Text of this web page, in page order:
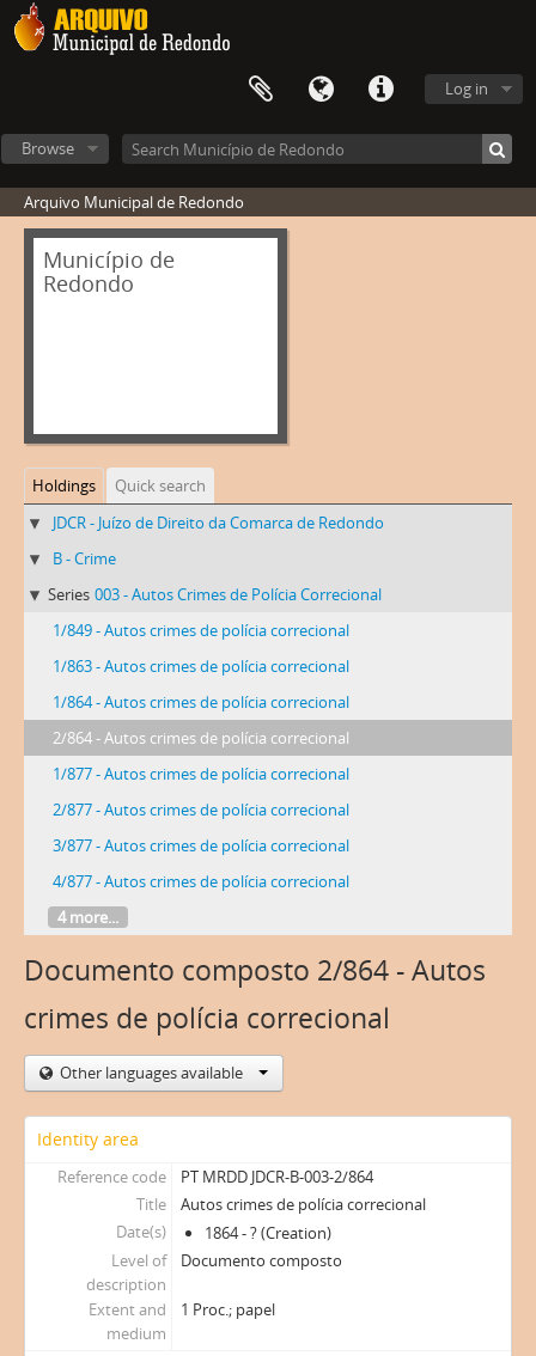
Log in
Browse
Arquivo Municipal de Redondo
Município de
Redondo
Holdings
Quick search
JDCR - Juízo de Direito da Comarca de Redondo
B - Crime
Series 003 - Autos Crimes de Polícia Correcional
1/849 - Autos crimes de polícia correcional
1/863 - Autos crimes de polícia correcional
1/864 - Autos crimes de polícia correcional
2/864 - Autos crimes de polícia correcional
1/877 - Autos crimes de polícia correcional
2/877 - Autos crimes de polícia correcional
3/877 - Autos crimes de polícia correcional
4/877 - Autos crimes de polícia correcional
4 more...
Documento composto 2/864 - Autos
crimes de polícia correcional
Other languages available
Identity area
Reference code
PT MRDD JDCR-B-003-2/864
Title
Autos crimes de polícia correcional
Date(s)
1864 - ? (Creation)
Level of
description
Documento composto
Extent and
medium
1 Proc.; papel